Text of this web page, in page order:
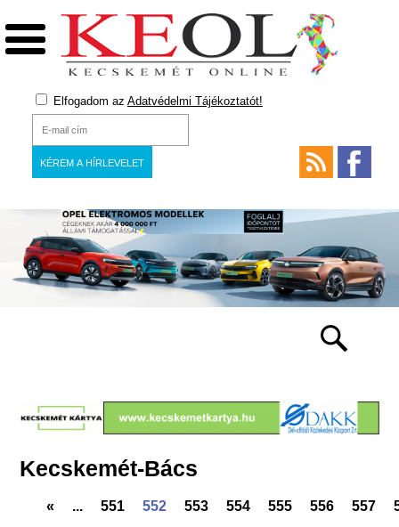
Elfogadom az Adatvédelmi Tájékoztatót!
Kecskemét-Bács
« ... 551 552 553 554 555 556 557